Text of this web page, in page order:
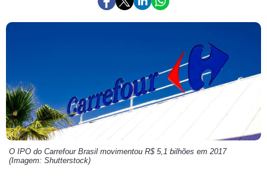
O IPO do Carrefour Brasil movimentou R$ 5,1 bilhões em 2017
(Imagem: Shutterstock)